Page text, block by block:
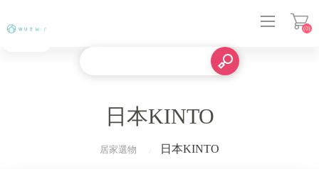
(0)
日本KINTO
居家選物 日本KINTO